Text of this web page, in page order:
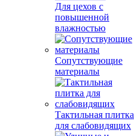
Для цехов с
повышенной
влажностью
Сопутствующие
материалы
Тактильная плитка
для слабовидящих